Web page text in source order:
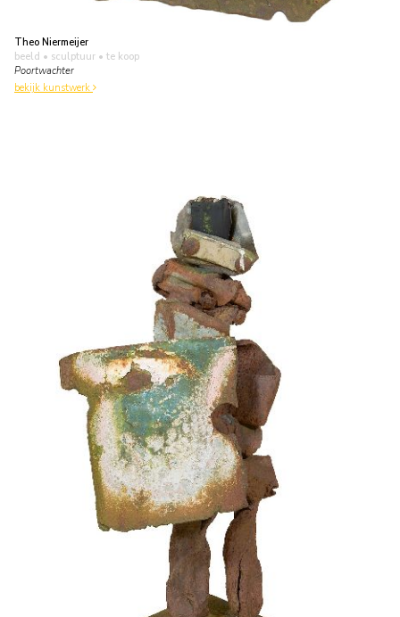
Theo Niermeijer
beeld • sculptuur • te koop
Poortwachter
bekijk kunstwerk